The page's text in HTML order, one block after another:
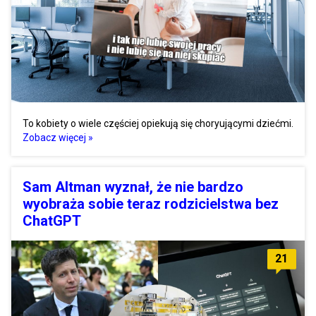
To kobiety o wiele częściej opiekują się choryującymi dziećmi.
Zobacz więcej »
Sam Altman wyznał, że nie bardzo
wyobraża sobie teraz rodzicielstwa bez
ChatGPT
21